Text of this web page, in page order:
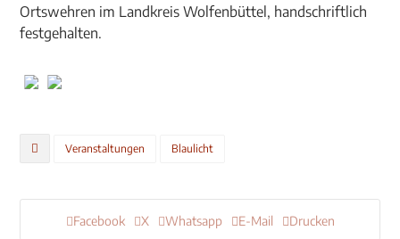
Ortswehren im Landkreis Wolfenbüttel, handschriftlich
festgehalten.
Veranstaltungen Blaulicht
Facebook X Whatsapp E-Mail Drucken